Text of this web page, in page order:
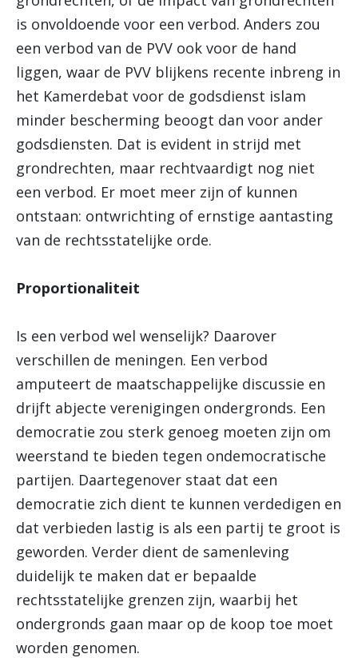
is onvoldoende voor een verbod. Anders zou
een verbod van de PVV ook voor de hand
liggen, waar de PVV blijkens recente inbreng in
het Kamerdebat voor de godsdienst islam
minder bescherming beoogt dan voor ander
godsdiensten. Dat is evident in strijd met
grondrechten, maar rechtvaardigt nog niet
een verbod. Er moet meer zijn of kunnen
ontstaan: ontwrichting of ernstige aantasting
van de rechtsstatelijke orde.
Proportionaliteit
Is een verbod wel wenselijk? Daarover
verschillen de meningen. Een verbod
amputeert de maatschappelijke discussie en
drijft abjecte verenigingen ondergronds. Een
democratie zou sterk genoeg moeten zijn om
weerstand te bieden tegen ondemocratische
partijen. Daartegenover staat dat een
democratie zich dient te kunnen verdedigen en
dat verbieden lastig is als een partij te groot is
geworden. Verder dient de samenleving
duidelijk te maken dat er bepaalde
rechtsstatelijke grenzen zijn, waarbij het
ondergronds gaan maar op de koop toe moet
worden genomen.